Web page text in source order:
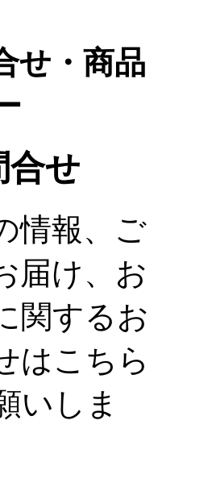
せ・商品
合せ
情報、ご
届け、お
関するお
はこちら
いしま